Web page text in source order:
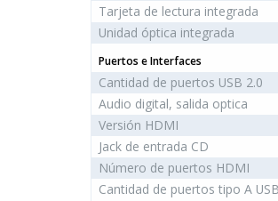
Tarjeta de lectura integrada
Unidad óptica integrada
Puertos e Interfaces
Cantidad de puertos USB 2.0
Audio digital, salida optica
Versión HDMI
Jack de entrada CD
Número de puertos HDMI
Cantidad de puertos tipo A